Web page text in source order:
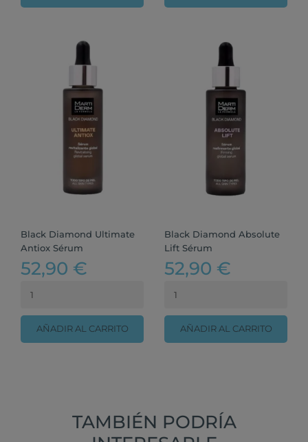
Black Diamond Ultimate
Antiox Sérum
52,90 €
AÑADIR AL CARRITO
Black Diamond Absolute
Lift Sérum
52,90 €
AÑADIR AL CARRITO
TAMBIÉN PODRÍA